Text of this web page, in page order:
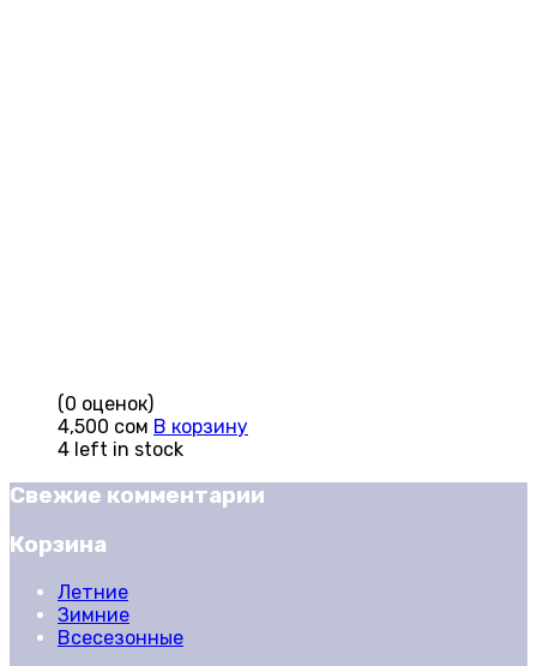
(0 оценок)
4,500 сом В корзину
4 left in stock
Свежие комментарии
Корзина
Летние
Зимние
Всесезонные